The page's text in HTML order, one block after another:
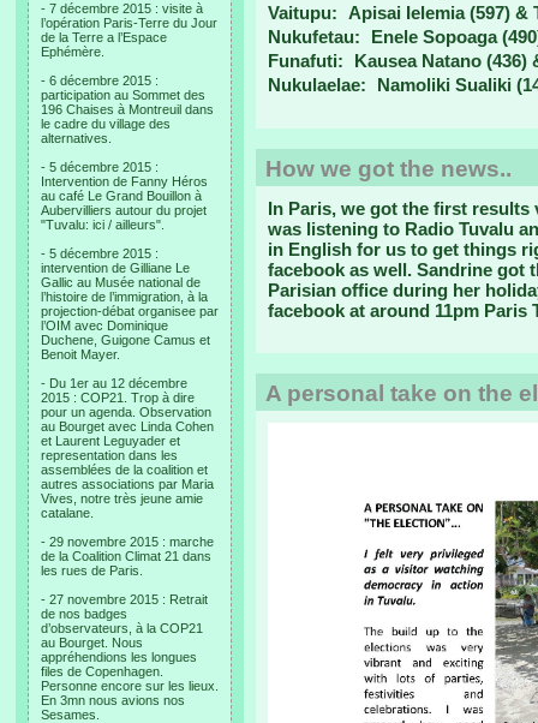
- 7 décembre 2015 : visite à
l’opération Paris-Terre du Jour
de la Terre a l’Espace
Ephémère.
- 6 décembre 2015 :
participation au Sommet des
196 Chaises à Montreuil dans
le cadre du village des
alternatives.
- 5 décembre 2015 :
Intervention de Fanny Héros
au café Le Grand Bouillon à
Aubervilliers autour du projet
"Tuvalu: ici / ailleurs".
- 5 décembre 2015 :
intervention de Gilliane Le
Gallic au Musée national de
l’histoire de l’immigration, à la
projection-débat organisee par
l’OIM avec Dominique
Duchene, Guigone Camus et
Benoit Mayer.
- Du 1er au 12 décembre
2015 : COP21. Trop à dire
pour un agenda. Observation
au Bourget avec Linda Cohen
et Laurent Leguyader et
representation dans les
assemblées de la coalition et
autres associations par Maria
Vives, notre très jeune amie
catalane.
- 29 novembre 2015 : marche
de la Coalition Climat 21 dans
les rues de Paris.
- 27 novembre 2015 : Retrait
de nos badges
d’observateurs, à la COP21
au Bourget. Nous
appréhendions les longues
files de Copenhagen.
Personne encore sur les lieux.
En 3mn nous avions nos
Sesames.
Vaitupu: Apisai Ielemia (597) &
Nukufetau: Enele Sopoaga
Funafuti: Kausea Natano
Nukulaelae: Namoliki Sualiki
How we got the news..
In Paris, we got the first results
was listening to Radio Tuvalu
in English for us to get things
facebook as well. Sandrine got
Parisian office during her
facebook at around 11pm Paris
A personal take on the